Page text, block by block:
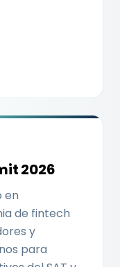
2026
en
de fintech
y
para